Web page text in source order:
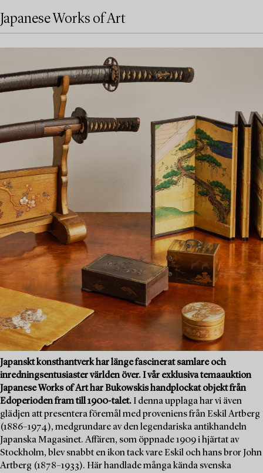
Japanese Works of Art
Japanskt konsthantverk har länge fascinerat samlare och
inredningsentusiaster världen över. I vår exklusiva temaauktion
Japanese Works of Art har Bukowskis handplockat objekt från
Edoperioden fram till 1900-talet. I denna upplaga har vi även
glädjen att presentera föremål med proveniens från Eskil Artberg
(1886–1974), medgrundare av den legendariska antikhandeln
Japanska Magasinet. Affären, som öppnade 1909 i hjärtat av
Stockholm, blev snabbt en ikon tack vare Eskil och hans bror John
Artberg (1878–1933). Här handlade många kända svenska